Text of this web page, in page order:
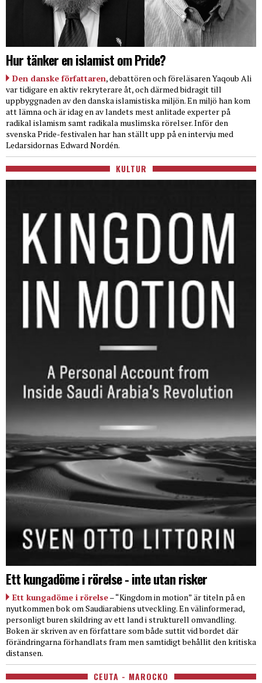
Hur tänker en islamist om Pride?
Den danske författaren, debattören och föreläsaren Yaqoub Ali
var tidigare en aktiv rekryterare åt, och därmed bidragit till
uppbyggnaden av den danska islamistiska miljön. En miljö han kom
att lämna och är idag en av landets mest anlitade experter på
radikal islamism samt radikala muslimska rörelser. Inför den
svenska Pride-festivalen har han ställt upp på en intervju med
Ledarsidornas Edward Nordén.
KULTUR
Ett kungadöme i rörelse - inte utan risker
Ett kungadöme i rörelse– “Kingdom in motion” är titeln på en
nyutkommen bok om Saudiarabiens utveckling. En välinformerad,
personligt buren skildring av ett land i strukturell omvandling.
Boken är skriven av en författare som både suttit vid bordet där
förändringarna förhandlats fram men samtidigt behållit den kritiska
distansen.
CEUTA - MAROCKO